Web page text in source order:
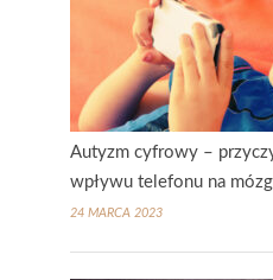
Autyzm cyfrowy –
wpływu telefonu na
24 MARCA 2023